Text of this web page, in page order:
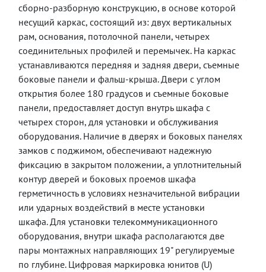
сборно-разборную конструкцию, в основе которой
несущий каркас, состоящий из: двух вертикальных
рам, основания, потолочной панели, четырех
соединительных профилей и перемычек. На каркас
устанавливаются передняя и задняя двери, съемные
боковые панели и фальш-крыша. Двери с углом
открытия более 180 градусов и съемные боковые
панели, предоставляет доступ внутрь шкафа с
четырех сторон, для установки и обслуживания
оборудования. Наличие в дверях и боковых панелях
замков с поджимом, обеспечивают надежную
фиксацию в закрытом положении, а уплотнительный
контур дверей и боковых проемов шкафа
герметичность в условиях незначительной вибрации
или ударных воздействий в месте установки
шкафа. Для установки телекоммуникационного
оборудования, внутри шкафа располагаются две
пары монтажных направляющих 19" регулируемые
по глубине. Цифровая маркировка юнитов (U)